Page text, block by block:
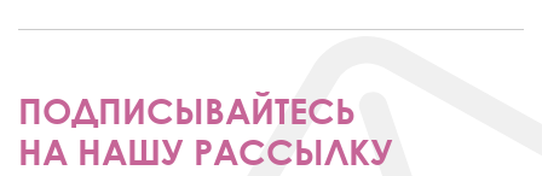
ПОДПИСЫВАЙТЕСЬ
НА НАШУ РАССЫЛКУ